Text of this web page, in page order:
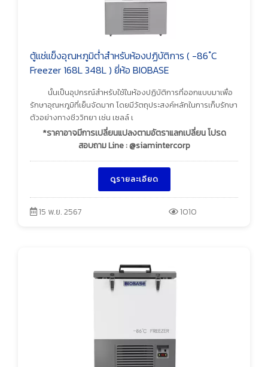
ตู้แช่แข็งอุณหภูมิต่ำสำหรับห้องปฏิบัติการ ( -86 ํC
Freezer 168L 348L ) ยี่ห้อ BIOBASE
นั้นเป็นอุปกรณ์สำหรับใช้ในห้องปฏิบัติการที่ออกแบบมาเพื่อ
รักษาอุณหภูมิที่เย็นจัดมาก โดยมีวัตถุประสงค์หลักในการเก็บรักษา
ตัวอย่างทางชีววิทยา เช่น เซลล์ เ
*ราคาอาจมีการเปลี่ยนแปลงตามอัตราแลกเปลี่ยน โปรด
สอบถาม Line : @siamintercorp
ดูรายละเอียด
15 พ.ย. 2567 1010